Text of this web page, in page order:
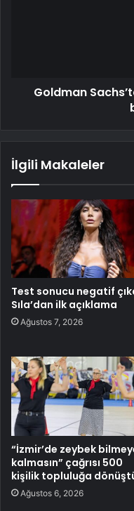
Goldman
İlgili Makaleler
Test sonucu negatif
Sıla’dan ilk açıklama
Ağustos 7, 2026
“İzmir’de zeybek
kalmasın” çağrısı 500
kişilik topluluğa
Ağustos 6, 2026